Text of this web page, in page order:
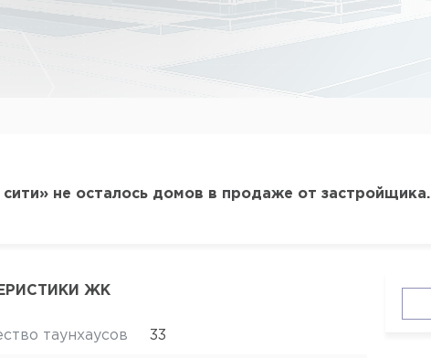
не осталось домов в продаже от застройщика.
ЖК
таунхаусов 33